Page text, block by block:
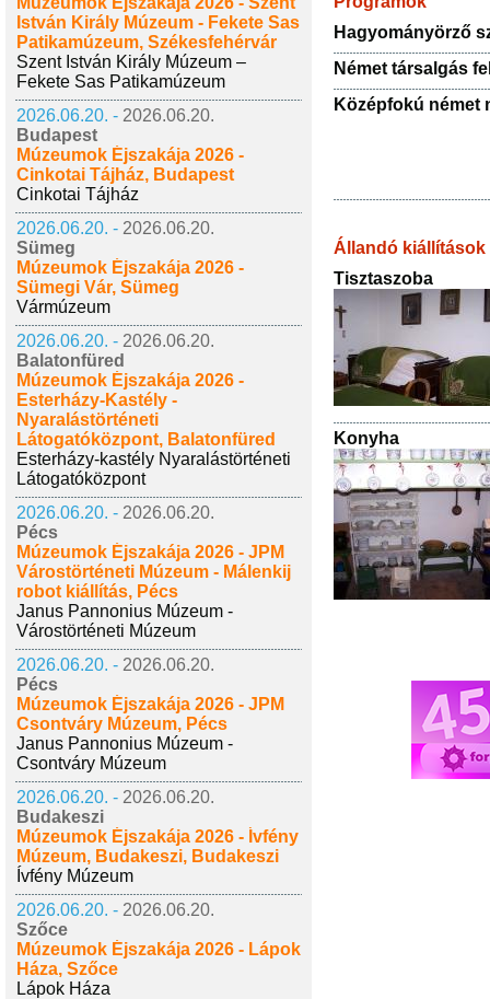
István Király Múzeum - Fekete Sas
Patikamúzeum, Székesfehérvár
Szent István Király Múzeum –
Fekete Sas Patikamúzeum
2026.06.20. - 2026.06.20.
Budapest
Múzeumok Éjszakája 2026 -
Cinkotai Tájház, Budapest
Cinkotai Tájház
2026.06.20. - 2026.06.20.
Sümeg
Múzeumok Éjszakája 2026 -
Sümegi Vár, Sümeg
Vármúzeum
2026.06.20. - 2026.06.20.
Balatonfüred
Múzeumok Éjszakája 2026 -
Esterházy-Kastély -
Nyaralástörténeti
Látogatóközpont, Balatonfüred
Esterházy-kastély Nyaralástörténeti
Látogatóközpont
2026.06.20. - 2026.06.20.
Pécs
Múzeumok Éjszakája 2026 - JPM
Várostörténeti Múzeum - Málenkij
robot kiállítás, Pécs
Janus Pannonius Múzeum -
Várostörténeti Múzeum
2026.06.20. - 2026.06.20.
Pécs
Múzeumok Éjszakája 2026 - JPM
Csontváry Múzeum, Pécs
Janus Pannonius Múzeum -
Csontváry Múzeum
2026.06.20. - 2026.06.20.
Budakeszi
Múzeumok Éjszakája 2026 - Ívfény
Múzeum, Budakeszi, Budakeszi
Ívfény Múzeum
2026.06.20. - 2026.06.20.
Szőce
Múzeumok Éjszakája 2026 - Lápok
Háza, Szőce
Lápok Háza
Hagyományörző
Német társalgás
Középfokú német
Állandó kiállítások
Tisztaszoba
Konyha